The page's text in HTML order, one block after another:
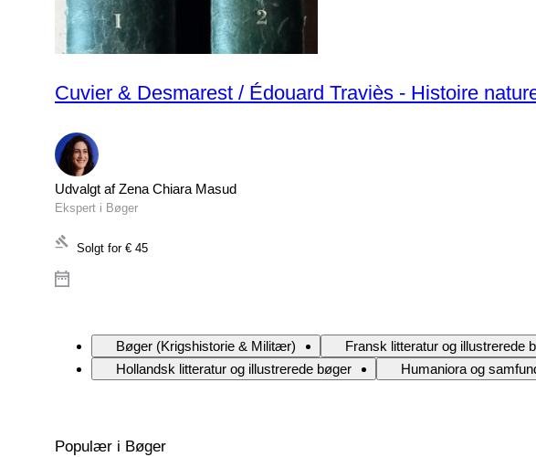
Cuvier & Desmarest / Édouard Traviès - Histoire
Udvalgt af Zena Chiara Masud
Ekspert i Bøger
Solgt for € 45
Bøger (Krigshistorie & Militær) Fransk litteratur og illustrerede
Hollandsk litteratur og illustrerede bøger
Humaniora og
Populær i Bøger